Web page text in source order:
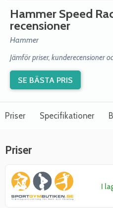
Hammer Speed
recensioner
Hammer
Jämför priser, kunderecensioner
SE BÄSTA PRIS
Priser Specifikationer
Priser
I